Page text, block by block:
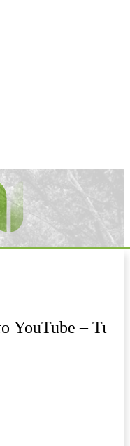
YouTube – Τι